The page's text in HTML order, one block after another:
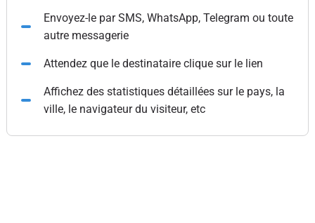
Envoyez-le par SMS, WhatsApp, Telegram ou toute
autre messagerie
Attendez que le destinataire clique sur le lien
Affichez des statistiques détaillées sur le pays, la
ville, le navigateur du visiteur, etc